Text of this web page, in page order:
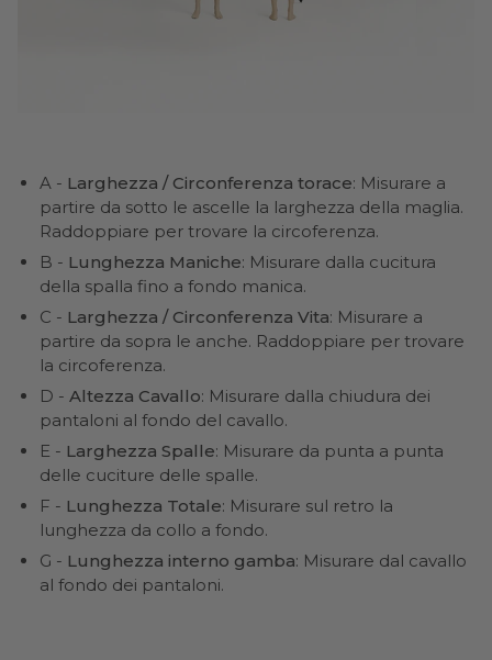
A - Larghezza / Circonferenza torace: Misurare a
partire da sotto le ascelle la larghezza della maglia.
Raddoppiare per trovare la circoferenza.
B - Lunghezza Maniche: Misurare dalla cucitura
della spalla fino a fondo manica.
C - Larghezza / Circonferenza Vita: Misurare a
partire da sopra le anche. Raddoppiare per trovare
la circoferenza.
D - Altezza Cavallo: Misurare dalla chiudura dei
pantaloni al fondo del cavallo.
E - Larghezza Spalle: Misurare da punta a punta
delle cuciture delle spalle.
F - Lunghezza Totale: Misurare sul retro la
lunghezza da collo a fondo.
G - Lunghezza interno gamba: Misurare dal cavallo
al fondo dei pantaloni.